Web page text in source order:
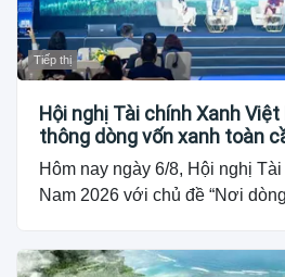
Tiếp thị
Hội nghị Tài chính Xanh
thông dòng vốn xanh toàn
Hôm nay ngày 6/8, Hội nghị
Nam 2026 với chủ đề “Nơi